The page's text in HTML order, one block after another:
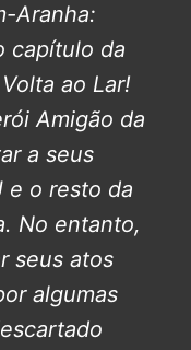
Aranha:
capítulo da
ao Lar!
Amigão da
a seus
e o resto da
No entanto,
seus atos
algumas